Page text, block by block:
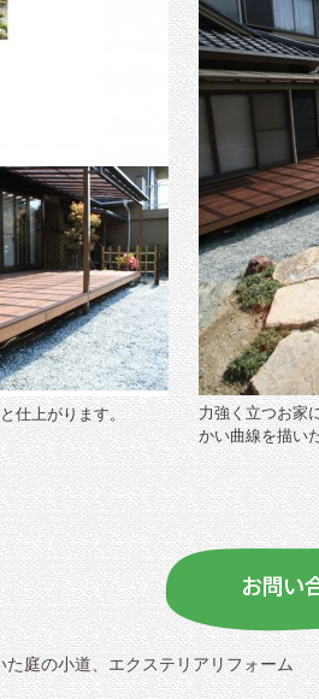
仕上がります。
力強く立つお家
かい曲線を描い
庭の小道、エクステリアリフォーム